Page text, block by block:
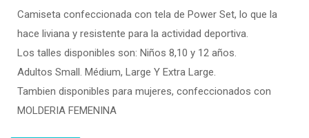
Camiseta confeccionada con tela de Power Set, lo que la
hace liviana y resistente para la actividad deportiva.
Los talles disponibles son: Niños 8,10 y 12 años.
Adultos Small. Médium, Large Y Extra Large.
Tambien disponibles para mujeres, confeccionados con
MOLDERIA FEMENINA